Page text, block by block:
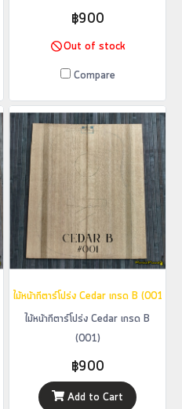
฿900
Out of stock
Compare
ไม้หน้ากีตาร์โปร่ง Cedar เกรด B (001)
ไม้หน้ากีตาร์โปร่ง Cedar เกรด B
(001)
฿900
Add to Cart